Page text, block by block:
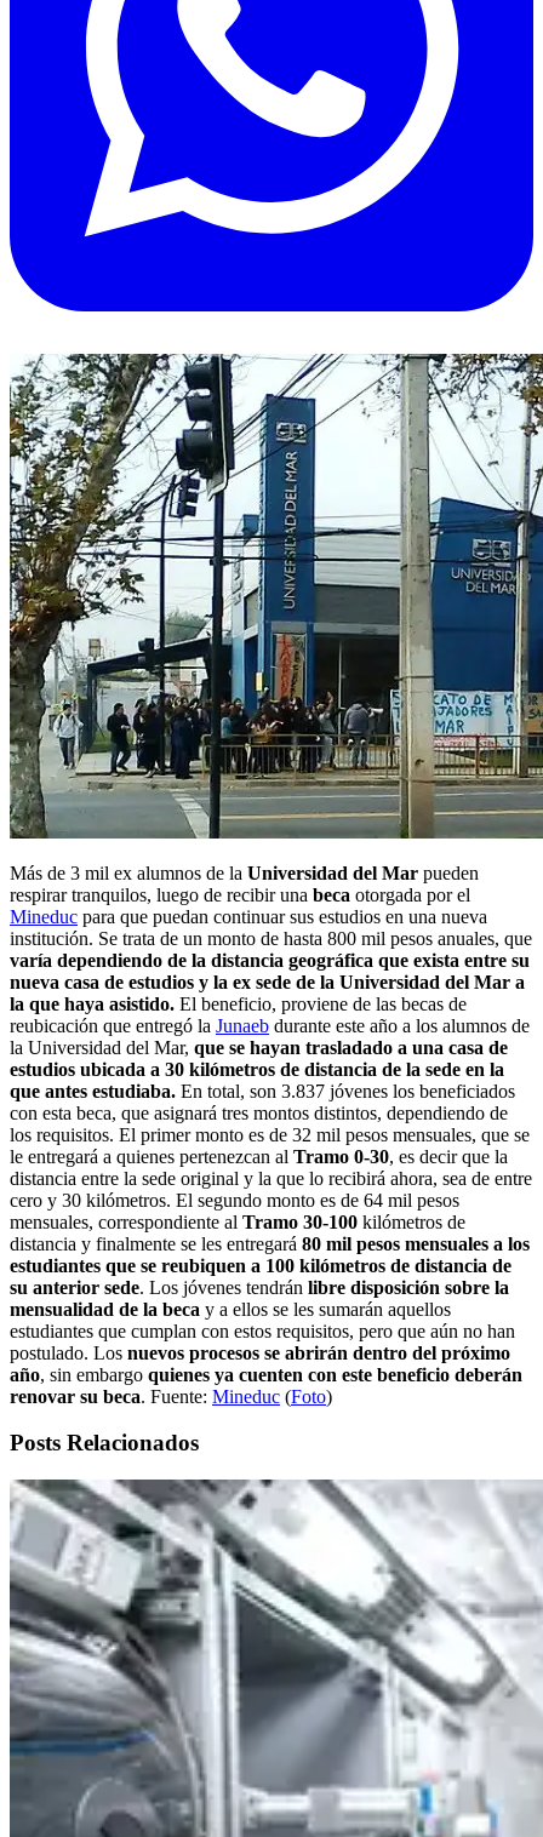
Más de 3 mil ex alumnos de la Universidad del Mar pueden
respirar tranquilos, luego de recibir una beca otorgada por el
Mineduc para que puedan continuar sus estudios en una nueva
institución. Se trata de un monto de hasta 800 mil pesos anuales, que
varía dependiendo de la distancia geográfica que exista entre su
nueva casa de estudios y la ex sede de la Universidad del Mar a
la que haya asistido. El beneficio, proviene de las becas de
reubicación que entregó la Junaeb durante este año a los alumnos de
la Universidad del Mar, que se hayan trasladado a una casa de
estudios ubicada a 30 kilómetros de distancia de la sede en la
que antes estudiaba. En total, son 3.837 jóvenes los beneficiados
con esta beca, que asignará tres montos distintos, dependiendo de
los requisitos. El primer monto es de 32 mil pesos mensuales, que se
le entregará a quienes pertenezcan al Tramo 0-30, es decir que la
distancia entre la sede original y la que lo recibirá ahora, sea de entre
cero y 30 kilómetros. El segundo monto es de 64 mil pesos
mensuales, correspondiente al Tramo 30-100 kilómetros de
distancia y finalmente se les entregará 80 mil pesos mensuales a los
estudiantes que se reubiquen a 100 kilómetros de distancia de
su anterior sede. Los jóvenes tendrán libre disposición sobre la
mensualidad de la beca y a ellos se les sumarán aquellos
estudiantes que cumplan con estos requisitos, pero que aún no han
postulado. Los nuevos procesos se abrirán dentro del próximo
año, sin embargo quienes ya cuenten con este beneficio deberán
renovar su beca. Fuente: Mineduc (Foto)
Posts Relacionados